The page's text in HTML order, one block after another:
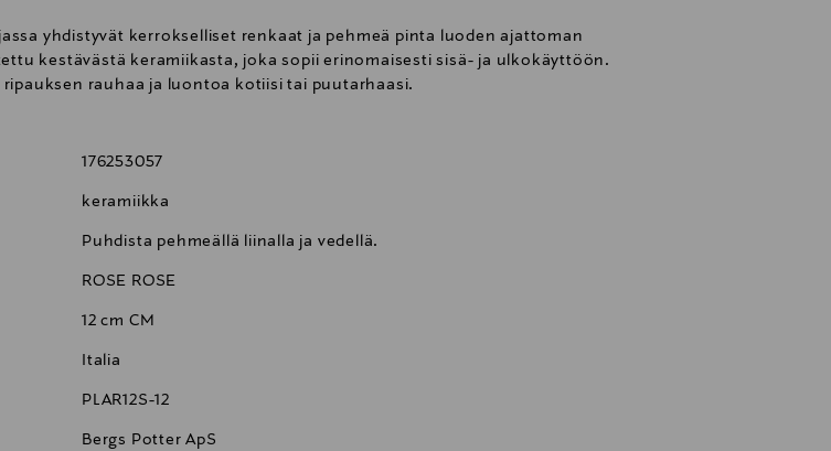
yhdistyvät kerrokselliset renkaat ja pehmeä pinta luoden ajattoman
kestävästä keramiikasta, joka sopii erinomaisesti sisä- ja ulkokäyttöön.
rauhaa ja luontoa kotiisi tai puutarhaasi.
176253057
keramiikka
Puhdista pehmeällä liinalla ja vedellä.
ROSE ROSE
12 cm CM
Italia
PLAR12S-12
Bergs Potter ApS